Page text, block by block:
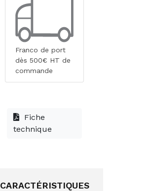
Franco de port
dès 500€ HT de
commande
Fiche
technique
CARACTÉRISTIQUES